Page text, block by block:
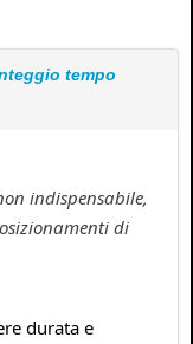
tempo
indispensabile,
di
durata e